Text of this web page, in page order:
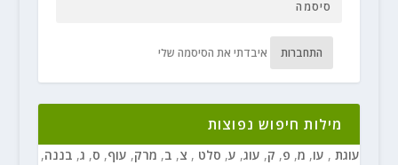
התחברות איבדתי את הסיסמה שלי
מילות חיפוש נפוצות
עוגת , עו, מ, פ, ק, עוג, ע, סלט , צ, ב, מרק, עוף, ס, ג, בננה,